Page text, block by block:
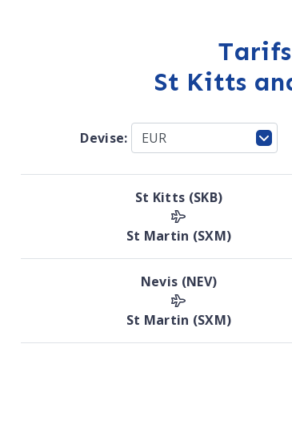
St Kitts
Devise:
St Kitts (SKB)
St Martin (SXM)
Nevis (NEV)
St Martin (SXM)